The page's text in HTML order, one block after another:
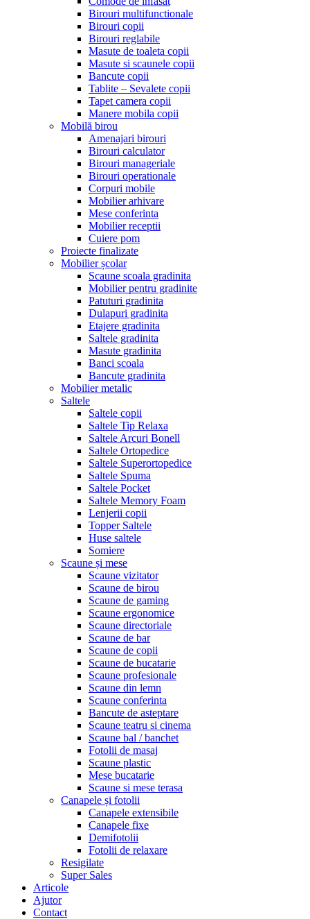
Birouri multifunctionale
Birouri copii
Birouri reglabile
Masute de toaleta copii
Masute si scaunele copii
Bancute copii
Tablite – Sevalete copii
Tapet camera copii
Manere mobila copii
Mobilă birou
Amenajari birouri
Birouri calculator
Birouri manageriale
Birouri operationale
Corpuri mobile
Mobilier arhivare
Mese conferinta
Mobilier receptii
Cuiere pom
Proiecte finalizate
Mobilier școlar
Scaune scoala gradinita
Mobilier pentru gradinite
Patuturi gradinita
Dulapuri gradinita
Etajere gradinita
Saltele gradinita
Masute gradinita
Banci scoala
Bancute gradinita
Mobilier metalic
Saltele
Saltele copii
Saltele Tip Relaxa
Saltele Arcuri Bonell
Saltele Ortopedice
Saltele Superortopedice
Saltele Spuma
Saltele Pocket
Saltele Memory Foam
Lenjerii copii
Topper Saltele
Huse saltele
Somiere
Scaune și mese
Scaune vizitator
Scaune de birou
Scaune de gaming
Scaune ergonomice
Scaune directoriale
Scaune de bar
Scaune de copii
Scaune de bucatarie
Scaune profesionale
Scaune din lemn
Scaune conferinta
Bancute de asteptare
Scaune teatru si cinema
Scaune bal / banchet
Fotolii de masaj
Scaune plastic
Mese bucatarie
Scaune si mese terasa
Canapele și fotolii
Canapele extensibile
Canapele fixe
Demifotolii
Fotolii de relaxare
Resigilate
Super Sales
Articole
Ajutor
Contact